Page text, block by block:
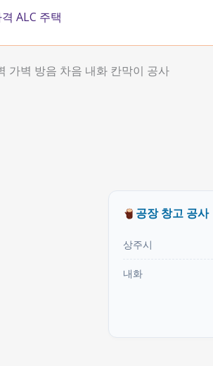
가벽 방음 차음 내화 칸막이 공사
공장 창고 공사
상주시
내화